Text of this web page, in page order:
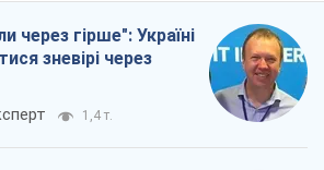
через гірше": Україні
зневірі через
1,4 т.